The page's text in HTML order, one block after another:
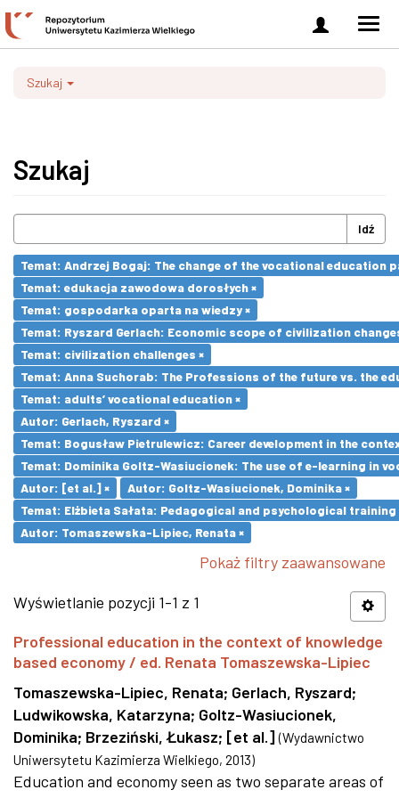
Zaloguj
się
Szukaj
Szukaj
Idź
Temat: Andrzej Bogaj: The change of the vocational education
Temat: edukacja zawodowa dorosłych ×
Temat: gospodarka oparta na wiedzy ×
Temat: Ryszard Gerlach: Economic scope of civilization
Temat: civilization challenges ×
Temat: Anna Suchorab: The Professions of the future vs. the
Temat: adults’ vocational education ×
Autor: Gerlach, Ryszard ×
Temat: Bogusław Pietrulewicz: Career development in the
Temat: Dominika Goltz-Wasiucionek: The use of e-learning in
Autor: [et al.] ×
Autor: Goltz-Wasiucionek, Dominika ×
Temat: Elżbieta Sałata: Pedagogical and psychological
Autor: Tomaszewska-Lipiec, Renata ×
Pokaż filtry zaawansowane
Wyświetlanie pozycji 1-1 z 1
Professional education in the context of knowledge
based economy / ed. Renata Tomaszewska-Lipiec
Tomaszewska-Lipiec, Renata; Gerlach, Ryszard;
Ludwikowska, Katarzyna; Goltz-Wasiucionek,
Dominika; Brzeziński, Łukasz; [et al.] (Wydawnictwo
Uniwersytetu Kazimierza Wielkiego, 2013)
Education and economy seen as two separate areas of